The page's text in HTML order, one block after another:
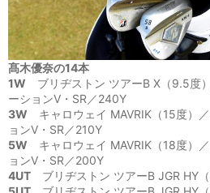
髙木優奈の14本
1W ブリヂストン ツアーB X（9.5度
ーションV・SR／240Y
3W キャロウェイ MAVRIK（15度）
ョンV・SR／210Y
5W キャロウェイ MAVRIK（18度）
ョンV・SR／200Y
4UT ブリヂストン ツアーB JGR HY